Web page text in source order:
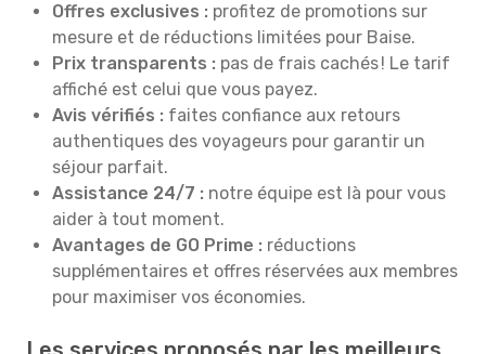
Offres exclusives : profitez de promotions sur
mesure et de réductions limitées pour Baise.
Prix transparents : pas de frais cachés ! Le tarif
affiché est celui que vous payez.
Avis vérifiés : faites confiance aux retours
authentiques des voyageurs pour garantir un
séjour parfait.
Assistance 24/7 : notre équipe est là pour vous
aider à tout moment.
Avantages de GO Prime : réductions
supplémentaires et offres réservées aux membres
pour maximiser vos économies.